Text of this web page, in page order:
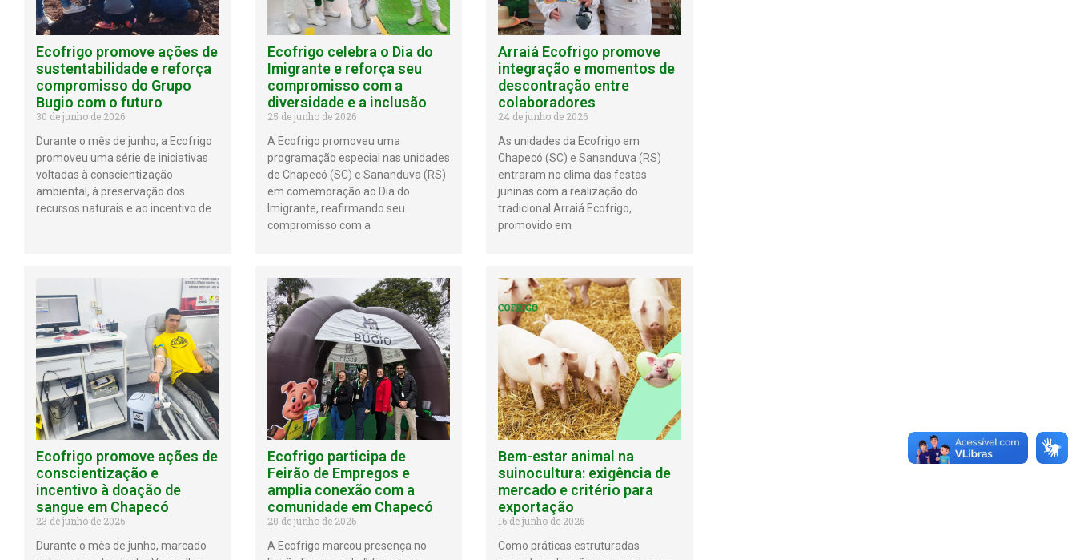
Ecofrigo promove ações de
sustentabilidade e reforça
compromisso do Grupo
Bugio com o futuro
30 de junho de 2026
Durante o mês de junho, a Ecofrigo
promoveu uma série de iniciativas
voltadas à conscientização
ambiental, à preservação dos
recursos naturais e ao incentivo de
Ecofrigo celebra o Dia do
Imigrante e reforça seu
compromisso com a
diversidade e a inclusão
25 de junho de 2026
A Ecofrigo promoveu uma
programação especial nas unidades
de Chapecó (SC) e Sananduva (RS)
em comemoração ao Dia do
Imigrante, reafirmando seu
compromisso com a
Arraiá Ecofrigo promove
integração e momentos de
descontração entre
colaboradores
24 de junho de 2026
As unidades da Ecofrigo em
Chapecó (SC) e Sananduva (RS)
entraram no clima das festas
juninas com a realização do
tradicional Arraiá Ecofrigo,
promovido em
Ecofrigo promove ações de
conscientização e
incentivo à doação de
sangue em Chapecó
23 de junho de 2026
Durante o mês de junho, marcado
Ecofrigo participa de
Feirão de Empregos e
amplia conexão com a
comunidade em Chapecó
20 de junho de 2026
A Ecofrigo marcou presença no
Bem-estar animal na
suinocultura: exigência de
mercado e critério para
exportação
16 de junho de 2026
Como práticas estruturadas